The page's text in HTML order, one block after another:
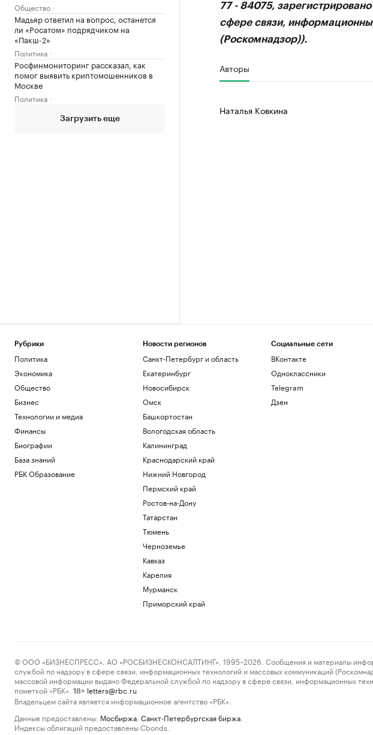
Общество
Мадьяр ответил на вопрос, останется
ли «Росатом» подрядчиком на
«Пакш-2»
Политика
Росфинмониторинг рассказал, как
помог выявить криптомошенников в
Москве
Политика
Загрузить еще
77 - 84075,
сфере связи,
(Роскомнадзор)).
Авторы
Наталья Ковкина
Рубрики
Политика
Экономика
Общество
Бизнес
Технологии и медиа
Финансы
Биографии
База знаний
РБК Образование
Новости регионов
Санкт-Петербург и область
Екатеринбург
Новосибирск
Омск
Башкортостан
Вологодская область
Калининград
Краснодарский край
Нижний Новгород
Пермский край
Ростов-на-Дону
Татарстан
Тюмень
Черноземье
Кавказ
Карелия
Мурманск
Приморский край
Социальные сети
ВКонтакте
Одноклассники
Telegram
Дзен
© ООО «БИЗНЕСПРЕСС», АО «РОСБИЗНЕСКОНСАЛТИНГ», 1995–2026. Сообщения и материалы
службой по надзору в сфере связи, информационных технологий и массовых коммуникаций
массовой информации выдано Федеральной службой по надзору в сфере связи, информационных
пометкой «РБК».
18+ letters@rbc.ru
Владельцем сайта является информационное агентство «РБК».
Данные предоставлены: Мосбиржа Санкт-Петербургская биржа
Индексы облигаций предоставлены Cbonds.